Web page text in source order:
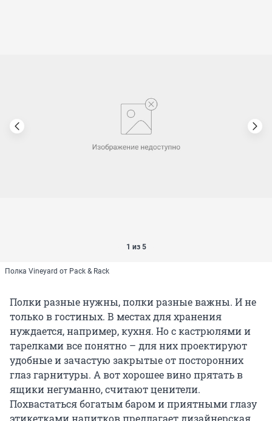
1 из 5
Полка Vineyard от Pack & Rack
Полки разные нужны, полки разные важны. И не
только в гостиных. В местах для хранения
нуждается, например, кухня. Но с кастрюлями и
тарелками все понятно – для них проектируют
удобные и зачастую закрытые от посторонних
глаз гарнитуры. А вот хорошее вино прятать в
ящики негуманно, считают ценители.
Похвастаться богатым баром и приятными глазу
этикетками напитков предлагает дизайнерская